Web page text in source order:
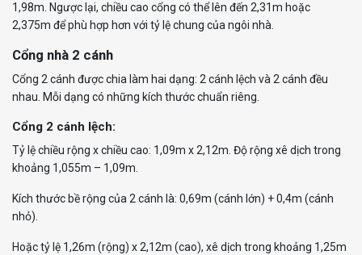
1,98m. Ngược lại, chiều cao cổng có thể lên đến 2,31m hoặc
2,375m để phù hợp hơn với tỷ lệ chung của ngôi nhà.
Cổng nhà 2 cánh
Cổng 2 cánh được chia làm hai dạng: 2 cánh lệch và 2 cánh đều
nhau. Mỗi dạng có những kích thước chuẩn riêng.
Cổng 2 cánh lệch:
Tỷ lệ chiều rộng x chiều cao: 1,09m x 2,12m. Độ rộng xê dịch trong
khoảng 1,055m – 1,09m.
Kích thước bề rộng của 2 cánh là: 0,69m (cánh lớn) + 0,4m (cánh
nhỏ).
Hoặc tỷ lệ 1,26m (rộng) x 2,12m (cao), xê dịch trong khoảng 1,25m